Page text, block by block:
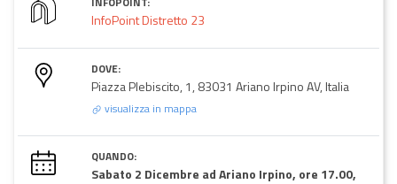
InfoPoint Distretto 23
DOVE:
Piazza Plebiscito, 1, 83031 Ariano Irpino AV, Italia
visualizza in mappa
QUANDO:
Sabato 2 Dicembre ad Ariano Irpino, ore 17.00,